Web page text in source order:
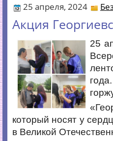
25 апреля, 2024
Акция
25
который носят у
в Великой